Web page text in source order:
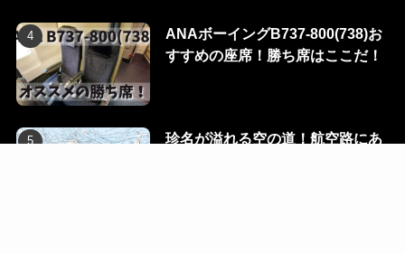
ANAボーイングB737-800(738)お
すすめの座席！勝ち席はここだ！
珍名が溢れる空の道！航空路にあ